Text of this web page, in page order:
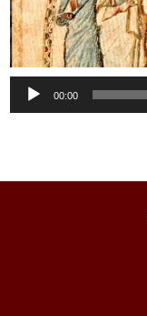
Audio
Player
00:00